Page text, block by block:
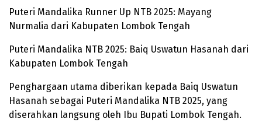
Puteri Mandalika Runner Up NTB 2025: Mayang
Nurmalia dari Kabupaten Lombok Tengah
Puteri Mandalika NTB 2025: Baiq Uswatun Hasanah dari
Kabupaten Lombok Tengah
Penghargaan utama diberikan kepada Baiq Uswatun
Hasanah sebagai Puteri Mandalika NTB 2025, yang
diserahkan langsung oleh Ibu Bupati Lombok Tengah.